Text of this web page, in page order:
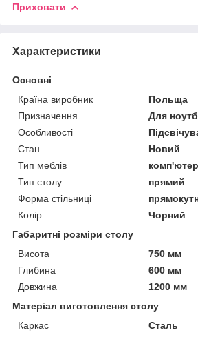
Приховати
Характеристики
Основні
Країна виробник
Польща
Призначення
Для
Особливості
Стан
Новий
Тип меблів
Тип столу
прямий
Форма стільниці
Колір
Чорний
Габаритні розміри столу
Висота
750 мм
Глибина
600 мм
Довжина
1200 мм
Матеріал виготовлення столу
Каркас
Сталь